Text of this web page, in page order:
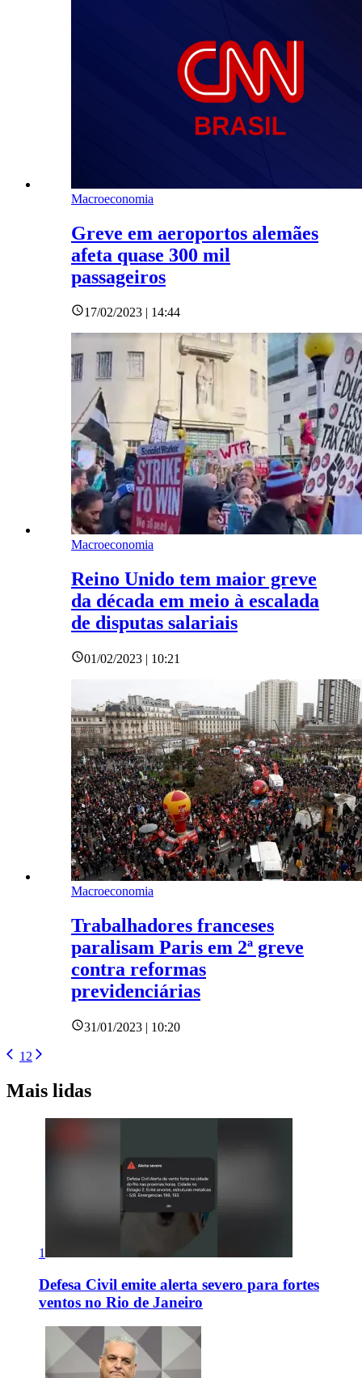
Macroeconomia
Greve em aeroportos alemães
afeta quase 300 mil
passageiros
17/02/2023 | 14:44
Macroeconomia
Reino Unido tem maior greve
da década em meio à escalada
de disputas salariais
01/02/2023 | 10:21
Macroeconomia
Trabalhadores franceses
paralisam Paris em 2ª greve
contra reformas
previdenciárias
31/01/2023 | 10:20
1 2
Mais lidas
1
Defesa Civil emite alerta severo para fortes
ventos no Rio de Janeiro